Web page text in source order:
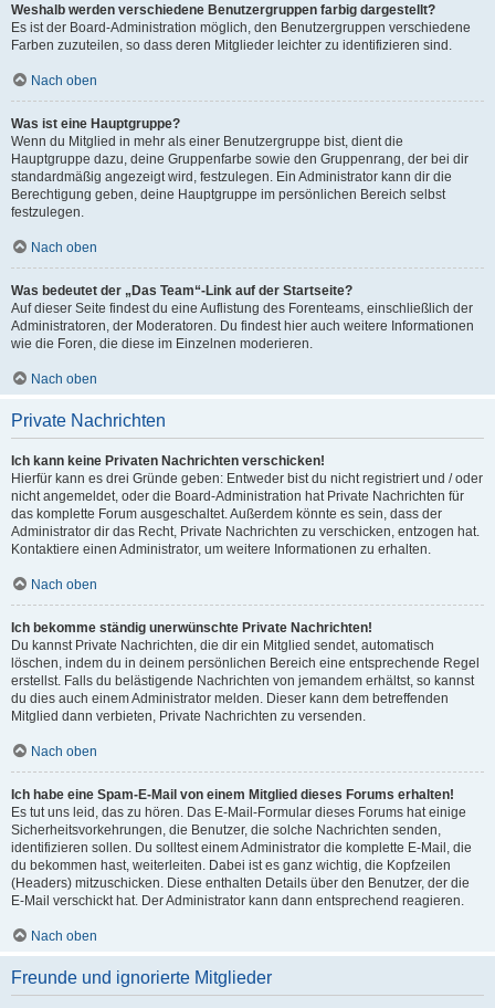
Weshalb werden verschiedene Benutzergruppen farbig dargestellt?
Es ist der Board-Administration möglich, den Benutzergruppen verschiedene
Farben zuzuteilen, so dass deren Mitglieder leichter zu identifizieren sind.
Nach oben
Was ist eine Hauptgruppe?
Wenn du Mitglied in mehr als einer Benutzergruppe bist, dient die
Hauptgruppe dazu, deine Gruppenfarbe sowie den Gruppenrang, der bei dir
standardmäßig angezeigt wird, festzulegen. Ein Administrator kann dir die
Berechtigung geben, deine Hauptgruppe im persönlichen Bereich selbst
festzulegen.
Nach oben
Was bedeutet der „Das Team“-Link auf der Startseite?
Auf dieser Seite findest du eine Auflistung des Forenteams, einschließlich der
Administratoren, der Moderatoren. Du findest hier auch weitere Informationen
wie die Foren, die diese im Einzelnen moderieren.
Nach oben
Private Nachrichten
Ich kann keine Privaten Nachrichten verschicken!
Hierfür kann es drei Gründe geben: Entweder bist du nicht registriert und / oder
nicht angemeldet, oder die Board-Administration hat Private Nachrichten für
das komplette Forum ausgeschaltet. Außerdem könnte es sein, dass der
Administrator dir das Recht, Private Nachrichten zu verschicken, entzogen hat.
Kontaktiere einen Administrator, um weitere Informationen zu erhalten.
Nach oben
Ich bekomme ständig unerwünschte Private Nachrichten!
Du kannst Private Nachrichten, die dir ein Mitglied sendet, automatisch
löschen, indem du in deinem persönlichen Bereich eine entsprechende Regel
erstellst. Falls du belästigende Nachrichten von jemandem erhältst, so kannst
du dies auch einem Administrator melden. Dieser kann dem betreffenden
Mitglied dann verbieten, Private Nachrichten zu versenden.
Nach oben
Ich habe eine Spam-E-Mail von einem Mitglied dieses Forums erhalten!
Es tut uns leid, das zu hören. Das E-Mail-Formular dieses Forums hat einige
Sicherheitsvorkehrungen, die Benutzer, die solche Nachrichten senden,
identifizieren sollen. Du solltest einem Administrator die komplette E-Mail, die
du bekommen hast, weiterleiten. Dabei ist es ganz wichtig, die Kopfzeilen
(Headers) mitzuschicken. Diese enthalten Details über den Benutzer, der die
E-Mail verschickt hat. Der Administrator kann dann entsprechend reagieren.
Nach oben
Freunde und ignorierte Mitglieder